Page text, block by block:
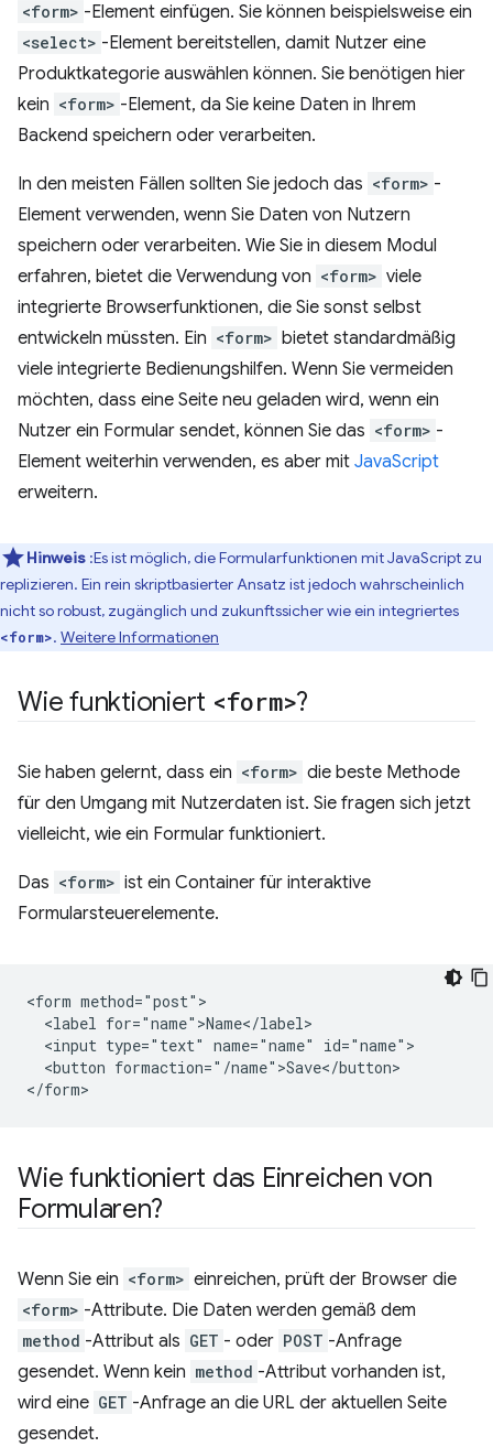
<form> -Element einfügen. Sie können beispielsweise ein
<select> -Element bereitstellen, damit Nutzer eine
Produktkategorie auswählen können. Sie benötigen hier
kein <form> -Element, da Sie keine Daten in Ihrem
Backend speichern oder verarbeiten.
In den meisten Fällen sollten Sie jedoch das <form> -
Element verwenden, wenn Sie Daten von Nutzern
speichern oder verarbeiten. Wie Sie in diesem Modul
erfahren, bietet die Verwendung von <form> viele
integrierte Browserfunktionen, die Sie sonst selbst
entwickeln müssten. Ein <form> bietet standardmäßig
viele integrierte Bedienungshilfen. Wenn Sie vermeiden
möchten, dass eine Seite neu geladen wird, wenn ein
Nutzer ein Formular sendet, können Sie das <form> -
Element weiterhin verwenden, es aber mit JavaScript
erweitern.
Hinweis :Es ist möglich, die Formularfunktionen mit JavaScript zu
replizieren. Ein rein skriptbasierter Ansatz ist jedoch wahrscheinlich
nicht so robust, zugänglich und zukunftssicher wie ein integriertes
<form>. Weitere Informationen
Wie funktioniert <form>?
Sie haben gelernt, dass ein <form> die beste Methode
für den Umgang mit Nutzerdaten ist. Sie fragen sich jetzt
vielleicht, wie ein Formular funktioniert.
Das <form> ist ein Container für interaktive
Formularsteuerelemente.
<form method="post">
  <label for="name">Name</label>
  <input type="text" name="name" id="name">
  <button formaction="/name">Save</button>
Wie funktioniert das Einreichen von
Formularen?
Wenn Sie ein <form> einreichen, prüft der Browser die
<form> -Attribute. Die Daten werden gemäß dem
method -Attribut als GET - oder POST -Anfrage
gesendet. Wenn kein method -Attribut vorhanden ist,
wird eine GET -Anfrage an die URL der aktuellen Seite
gesendet.